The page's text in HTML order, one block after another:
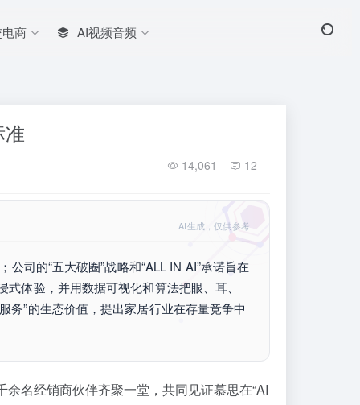
商 AI视频音频
14,061 12
AI生成，仅供参考
司的“五大破圈”战略和“ALL IN AI”承诺旨在
体验，并用数据可视化和算法把眼、耳、
务”的生态价值，提出家居行业在存量竞争中
余名经销商伙伴齐聚一堂，共同见证慕思在“AI